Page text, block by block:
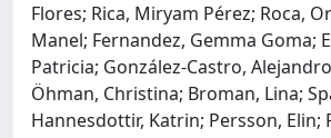
Flores; Rica, Miryam Pérez; Roca,
Manel; Fernandez, Gemma Goma;
Patricia; González-Castro,
Öhman, Christina; Broman, Lina;
Hannesdottir, Katrin; Persson, Elin;